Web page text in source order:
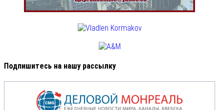
Подпишитесь на нашу рассылку